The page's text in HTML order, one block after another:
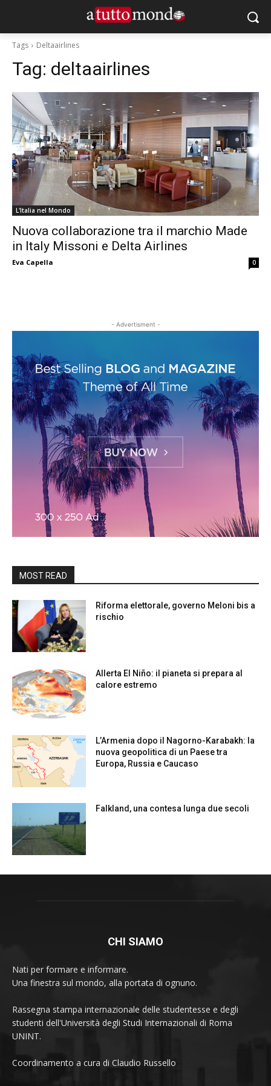
Tags Deltaairlines
Tag: deltaairlines
L'Italia nel Mondo
Nuova collaborazione tra il marchio Made
in Italy Missoni e Delta Airlines
Eva Capella 0
- Advertisment -
MOST READ
Riforma elettorale, governo Meloni bis a
rischio
Allerta El Niño: il pianeta si prepara al
calore estremo
L’Armenia dopo il Nagorno-Karabakh: la
nuova geopolitica di un Paese tra
Europa, Russia e Caucaso
Falkland, una contesa lunga due secoli
CHI SIAMO
Nati per formare e informare.
Una finestra sul mondo, alla portata di ognuno.
Rassegna stampa internazionale delle studentesse e degli
studenti dell'Università degli Studi Internazionali di Roma
UNINT.
Coordinamento a cura di Claudio Russello